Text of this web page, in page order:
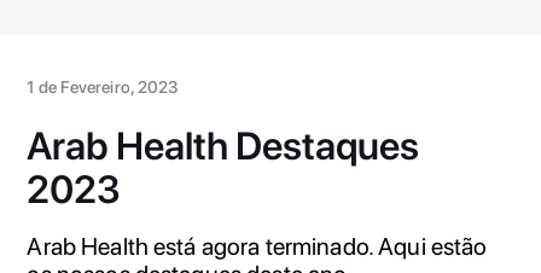
1 de Fevereiro, 2023
Arab Health Destaques
2023
Arab Health está agora terminado. Aqui estão